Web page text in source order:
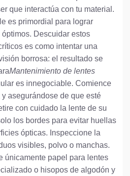
que interactúa con tu material.
es primordial para lograr
Descuidar estos
es como intentar una
borrosa: el resultado se
Mantenimiento de lentes
es innegociable. Comience
asegurándose de que esté
con cuidado la lente de su
los bordes para evitar huellas
ópticas. Inspeccione la
visibles, polvo o manchas.
únicamente papel para lentes
o hisopos de algodón y